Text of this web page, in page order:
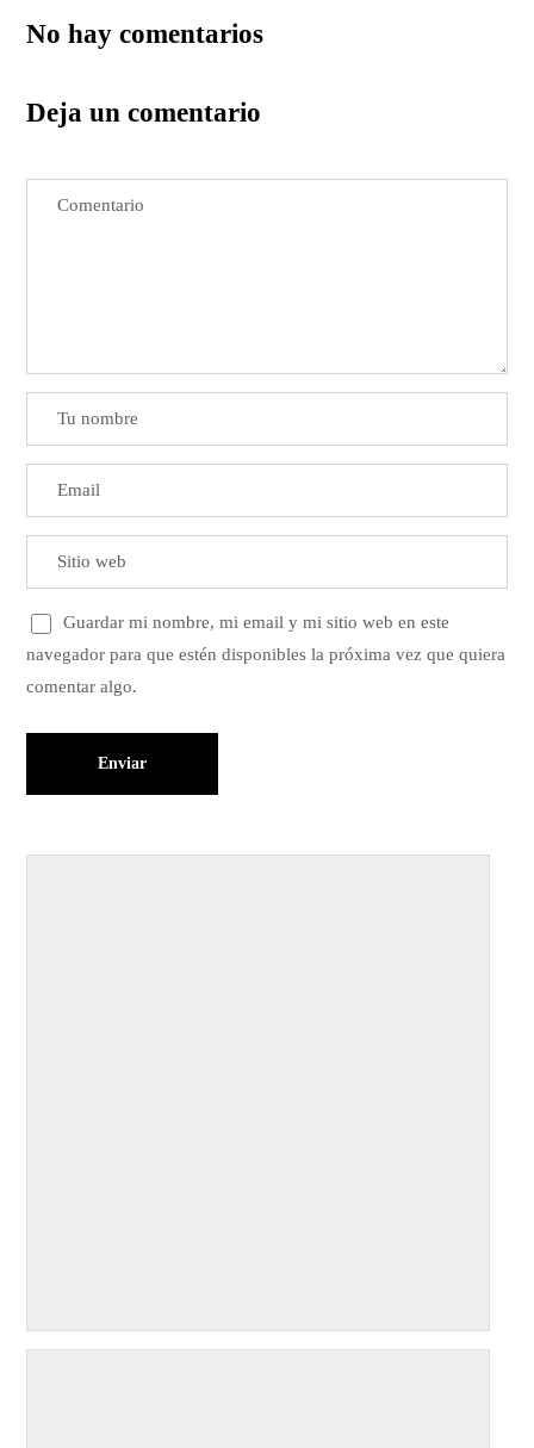
No hay comentarios
Deja un comentario
Guardar mi nombre, mi email y mi sitio web en este
navegador para que estén disponibles la próxima vez que quiera
comentar algo.